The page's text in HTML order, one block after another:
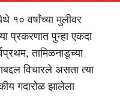
१० वर्षांच्या मुलीवर
प्रकरणात पुन्हा एकदा
तामिळनाडूच्या
विचारले असता त्या
गदारोळ झालेला